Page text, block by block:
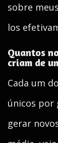
sobre
los
Quantos
criam de
Cada um
únicos por
gerar